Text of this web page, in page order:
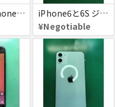
iPhone7iPhone8ジャンク
iPhone6と6S ジャンク品
¥Negotiable